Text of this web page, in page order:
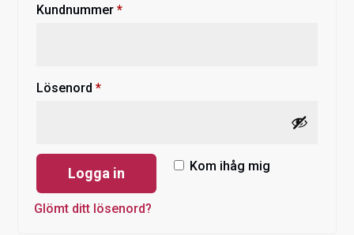
Kundnummer*Obligatoriskt
Lösenord*Obligatoriskt
Kom ihåg mig
Logga in
Glömt ditt lösenord?